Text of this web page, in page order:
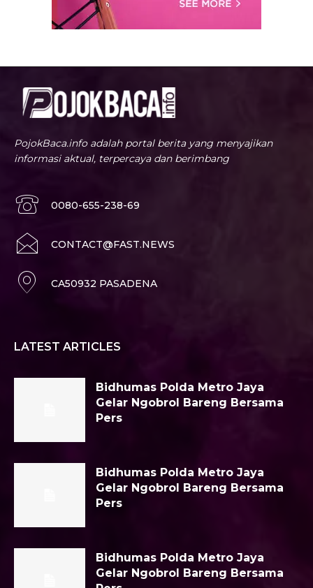
PojokBaca.info adalah portal berita yang menyajikan
informasi aktual, terpercaya dan berimbang
0080-655-238-69
CONTACT@FAST.NEWS
CA50932 PASADENA
LATEST ARTICLES
Bidhumas Polda Metro Jaya
Gelar Ngobrol Bareng Bersama
Pers
Bidhumas Polda Metro Jaya
Gelar Ngobrol Bareng Bersama
Pers
Bidhumas Polda Metro Jaya
Gelar Ngobrol Bareng Bersama